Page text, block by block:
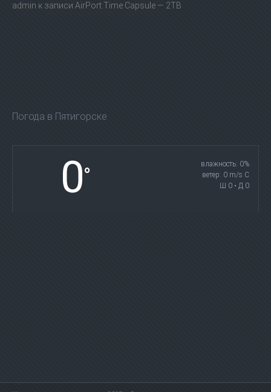
admin к записи AirPort Time Capsule — 2TB
Погода в Пятигорске
0°
влажность: 0%
ветер: 0 m/s С
Ш 0 • Д 0